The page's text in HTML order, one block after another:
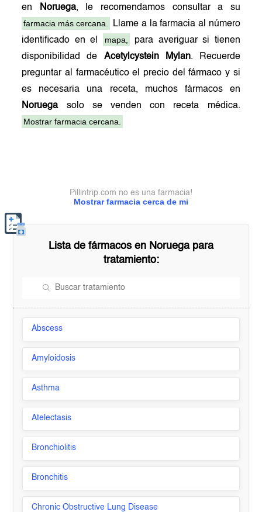
en Noruega, le recomendamos consultar a su
farmacia más cercana.
Llame a la farmacia al número
identificado en el
mapa,
para averiguar si tienen
disponibilidad de Acetylcystein Mylan. Recuerde
preguntar al farmacéutico el precio del fármaco y si
es necesaria una receta, muchos fármacos en
Noruegasolo se venden con receta médica.
Mostrar farmacia cercana.
Mostrar farmacia cerca de mi
Pillintrip.com no es una farmacia!
Lista de fármacos en Noruegapara
tratamiento:
Abscess
Amyloidosis
Asthma
Atelectasis
Bronchiolitis
Bronchitis
Chronic Obstructive Lung Disease